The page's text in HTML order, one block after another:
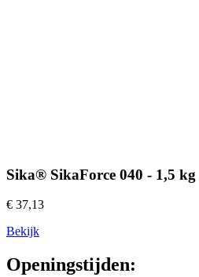
Sika® SikaForce 040 - 1,5 kg
€ 37,13
Bekijk
Openingstijden: